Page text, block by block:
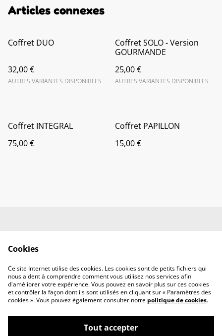
Articles connexes
Coffret DUO
32,00 €
AUTRES VARIANTES DISPONIBLES
Coffret SOLO - Version
GOURMANDE
25,00 €
AUTRES VARIANTES DISPONIBLES
Coffret INTEGRAL
75,00 €
Coffret PAPILLON
15,00 €
Information sur votre
commande
Cookies
Ce site Internet utilise des cookies. Les cookies sont de petits fichiers qui
nous aident à comprendre comment vous utilisez nos services afin
d'améliorer votre expérience. Vous pouvez en savoir plus sur ces cookies
et contrôler la façon dont ils sont utilisés en cliquant sur « Paramètres des
cookies ». Vous pouvez également consulter notre politique de cookies.
Tout accepter